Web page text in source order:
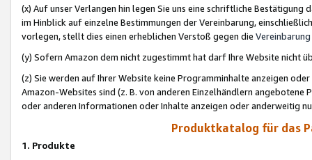
(x) Auf unser Verlangen hin legen Sie uns eine schriftliche
im Hinblick auf einzelne Bestimmungen der Vereinbarung,
vorlegen, stellt dies einen erheblichen Verstoß gegen die Vereinbarung
(y) Sofern Amazon dem nicht zugestimmt hat darf Ihre Website nicht
(z) Sie werden auf Ihrer Website keine Programminhalte anzeigen
Amazon-Websites sind (z. B. von anderen Einzelhändlern
oder anderen Informationen oder Inhalte anzeigen oder anderweitig
Produktkatalog für das
1. Produkte